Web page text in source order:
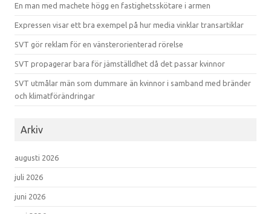
En man med machete högg en fastighetsskötare i armen
Expressen visar ett bra exempel på hur media vinklar transartiklar
SVT gör reklam för en vänsterorienterad rörelse
SVT propagerar bara för jämställdhet då det passar kvinnor
SVT utmålar män som dummare än kvinnor i samband med bränder
och klimatförändringar
Arkiv
augusti 2026
juli 2026
juni 2026